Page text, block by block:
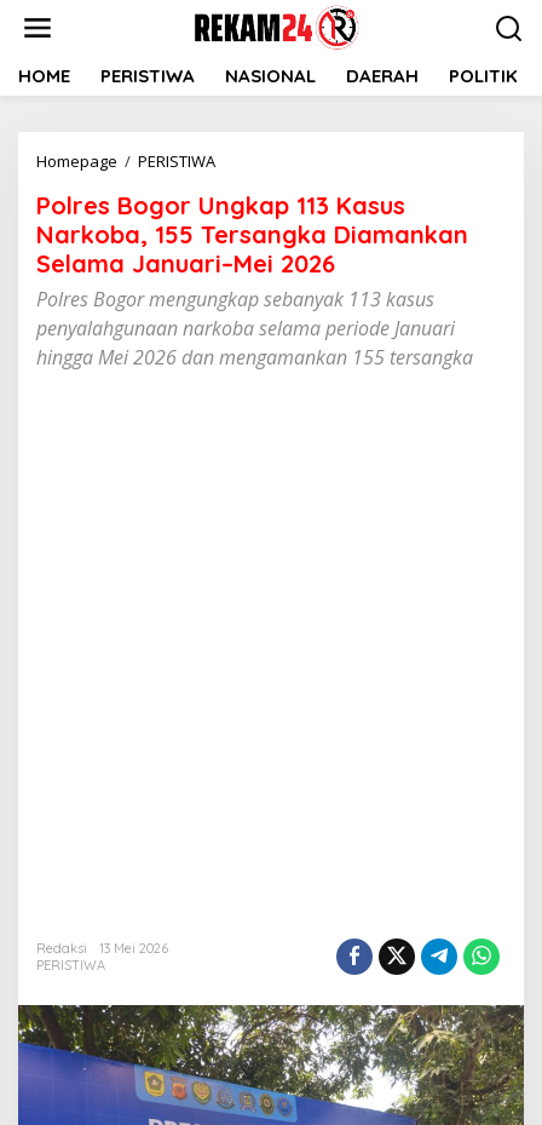
HOME PERISTIWA NASIONAL DAERAH POLITIK
Homepage / PERISTIWAPolres
Ungkap
113
Kasus
Narkoba,
155
Tersangka
Selama
Polres Bogor Ungkap 113 Kasus
Narkoba, 155 Tersangka Diamankan
Selama Januari–Mei 2026
Polres Bogor mengungkap sebanyak 113 kasus
penyalahgunaan narkoba selama periode Januari
hingga Mei 2026 dan mengamankan 155 tersangka
Redaksi
13 Mei 2026
PERISTIWA